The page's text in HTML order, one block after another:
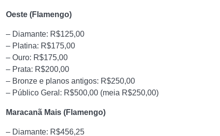
Oeste (Flamengo)
– Diamante: R$125,00
– Platina: R$175,00
– Ouro: R$175,00
– Prata: R$200,00
– Bronze e planos antigos: R$250,00
– Público Geral: R$500,00 (meia R$250,00)
Maracanã Mais (Flamengo)
– Diamante: R$456,25